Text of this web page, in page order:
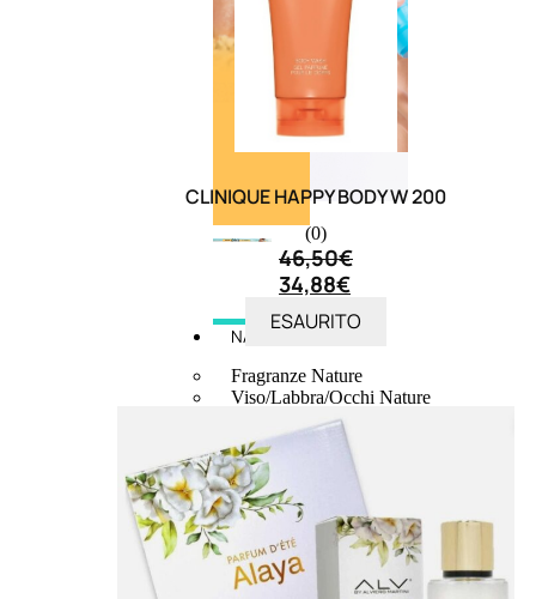
NATURALI
Fragranze Nature
Viso/Labbra/Occhi Nature
Mani
Maschera Nature
Trattamenti Viso
Detergenza
Bagno Nature
Deodoranti
CLINIQUE HAPPY BODY W 200
(0)
46,50€
34,88€
ESAURITO